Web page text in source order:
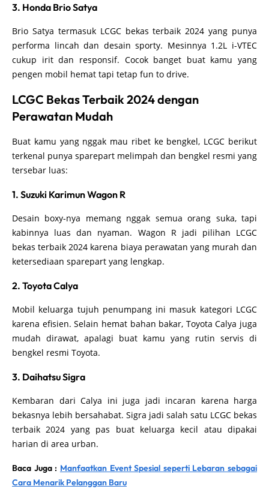
3. Honda Brio Satya
Brio Satya termasuk LCGC bekas terbaik 2024 yang punya
performa lincah dan desain sporty. Mesinnya 1.2L i-VTEC
cukup irit dan responsif. Cocok banget buat kamu yang
pengen mobil hemat tapi tetap fun to drive.
LCGC Bekas Terbaik 2024 dengan
Perawatan Mudah
Buat kamu yang nggak mau ribet ke bengkel, LCGC berikut
terkenal punya sparepart melimpah dan bengkel resmi yang
tersebar luas:
1. Suzuki Karimun Wagon R
Desain boxy-nya memang nggak semua orang suka, tapi
kabinnya luas dan nyaman. Wagon R jadi pilihan LCGC
bekas terbaik 2024 karena biaya perawatan yang murah dan
ketersediaan sparepart yang lengkap.
2. Toyota Calya
Mobil keluarga tujuh penumpang ini masuk kategori LCGC
karena efisien. Selain hemat bahan bakar, Toyota Calya juga
mudah dirawat, apalagi buat kamu yang rutin servis di
bengkel resmi Toyota.
3. Daihatsu Sigra
Kembaran dari Calya ini juga jadi incaran karena harga
bekasnya lebih bersahabat. Sigra jadi salah satu LCGC bekas
terbaik 2024 yang pas buat keluarga kecil atau dipakai
harian di area urban.
Baca Juga : Manfaatkan Event Spesial seperti Lebaran sebagai
Cara Menarik Pelanggan Baru